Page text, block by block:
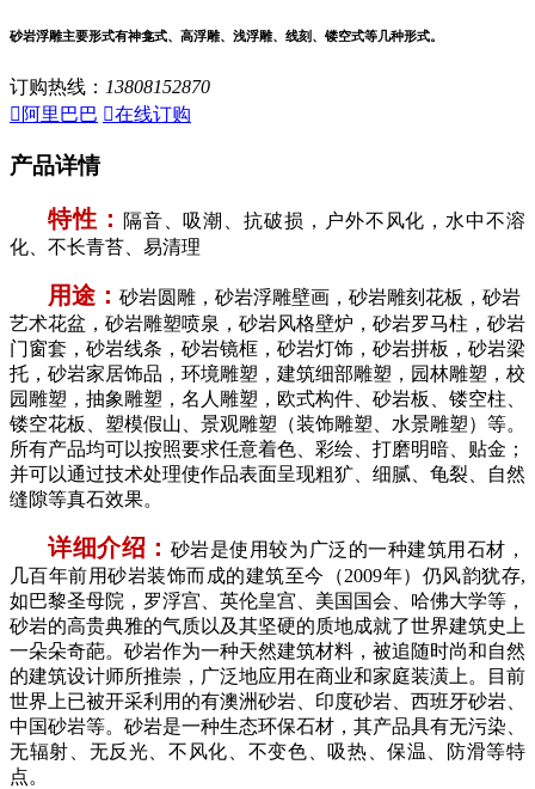
砂岩浮雕主要形式有神龛式、高浮雕、浅浮雕、线刻、镂空式等几种形式。
订购热线： 13808152870
 阿里巴巴 在线订购
产品详情
特性：
隔音、吸潮、抗破损，户外不风化，水中不溶
化、不长青苔、易清理
用途： 砂岩圆雕，砂岩浮雕壁画，砂岩雕刻花板，砂岩
艺术花盆，砂岩雕塑喷泉，砂岩风格壁炉，砂岩罗马柱，砂岩
门窗套，砂岩线条，砂岩镜框，砂岩灯饰，砂岩拼板，砂岩梁
托，砂岩家居饰品，环境雕塑，建筑细部雕塑，园林雕塑，校
园雕塑，抽象雕塑，名人雕塑，欧式构件、砂岩板、镂空柱、
镂空花板、塑模假山、景观雕塑（装饰雕塑、水景雕塑）等。
所有产品均可以按照要求任意着色、彩绘、打磨明暗、贴金；
并可以通过技术处理使作品表面呈现粗犷、细腻、龟裂、自然
缝隙等真石效果。
详细介绍： 砂岩是使用较为广泛的一种建筑用石材，
几百年前用砂岩装饰而成的建筑至今（2009年）仍风韵犹存,
如巴黎圣母院，罗浮宫、英伦皇宫、美国国会、哈佛大学等，
砂岩的高贵典雅的气质以及其坚硬的质地成就了世界建筑史上
一朵朵奇葩。砂岩作为一种天然建筑材料，被追随时尚和自然
的建筑设计师所推崇，广泛地应用在商业和家庭装潢上。目前
世界上已被开采利用的有澳洲砂岩、印度砂岩、西班牙砂岩、
中国砂岩等。砂岩是一种生态环保石材，其产品具有无污染、
无辐射、无反光、不风化、不变色、吸热、保温、防滑等特
点。